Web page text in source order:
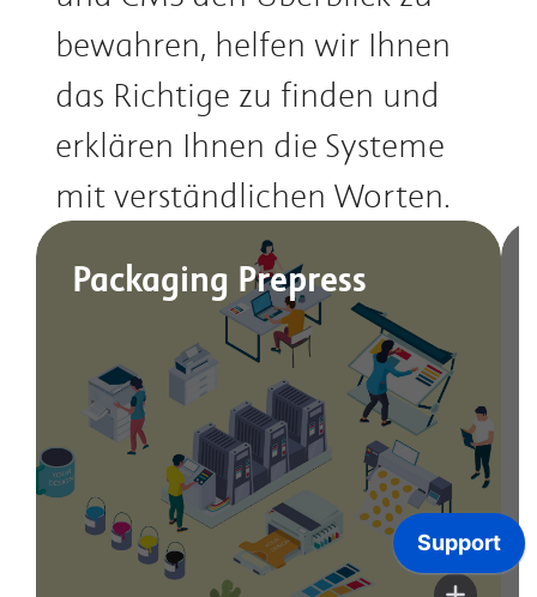
bewahren, helfen wir Ihnen
das Richtige zu finden und
erklären Ihnen die Systeme
mit verständlichen Worten.
Packaging Prepress